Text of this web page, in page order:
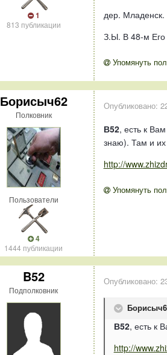
1
813 публикации
дер. Младенск.
З.Ы. В 48-м Его
Упомянуть
Борисыч62
Полковник
Пользователи
4
1444 публикации
Опубликовано:
В52, есть к
знаю). Там и их
http://
Упомянуть
B52
Подполковник
Опубликовано:
В52, есть к
http://